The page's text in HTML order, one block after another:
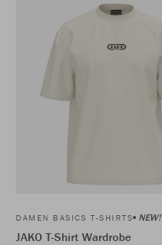
DAMEN BASICS T-SHIRTS NEW!
JAKO T-Shirt Wardrobe